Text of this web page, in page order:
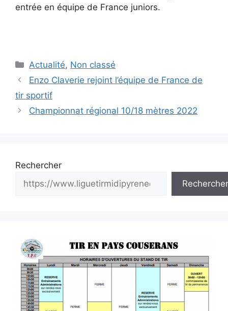
entrée en équipe de France juniors.
Catégories
Actualité, Non classé
Navigation
des
articles
Enzo Claverie rejoint l’équipe de France de
tir sportif
Championnat régional 10/18 mètres 2022
Rechercher
Rechercher